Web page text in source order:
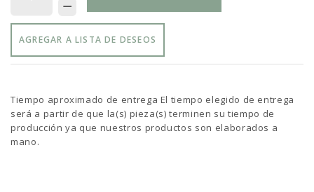
AGREGAR A LISTA DE DESEOS
Tiempo aproximado de entrega El tiempo elegido de entrega
será a partir de que la(s) pieza(s) terminen su tiempo de
producción ya que nuestros productos son elaborados a
mano.